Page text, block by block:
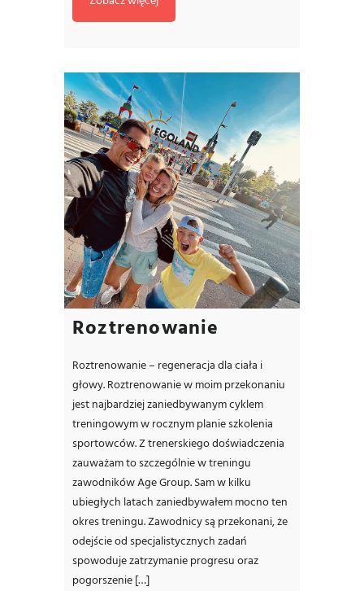
Roztrenowanie
Roztrenowanie – regeneracja dla ciała i
głowy. Roztrenowanie w moim przekonaniu
jest najbardziej zaniedbywanym cyklem
treningowym w rocznym planie szkolenia
sportowców. Z trenerskiego doświadczenia
zauważam to szczególnie w treningu
zawodników Age Group. Sam w kilku
ubiegłych latach zaniedbywałem mocno ten
okres treningu. Zawodnicy są przekonani, że
odejście od specjalistycznych zadań
spowoduje zatrzymanie progresu oraz
pogorszenie […]